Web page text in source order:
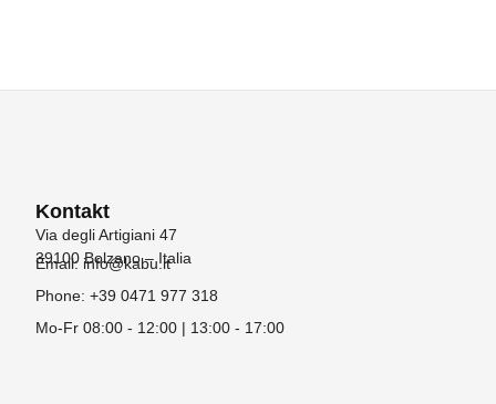
Kontakt
Via degli Artigiani 47
39100 Bolzano – Italia
Email: info@kabu.it
Phone: +39 0471 977 318
Mo-Fr 08:00 - 12:00 | 13:00 - 17:00